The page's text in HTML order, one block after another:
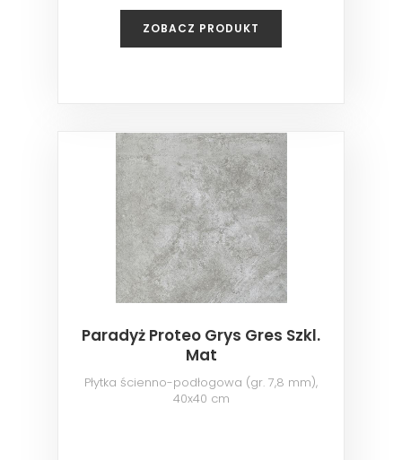
ZOBACZ PRODUKT
Paradyż Proteo Grys Gres Szkl.
Mat
Płytka ścienno-podłogowa (gr. 7,8 mm),
40x40 cm